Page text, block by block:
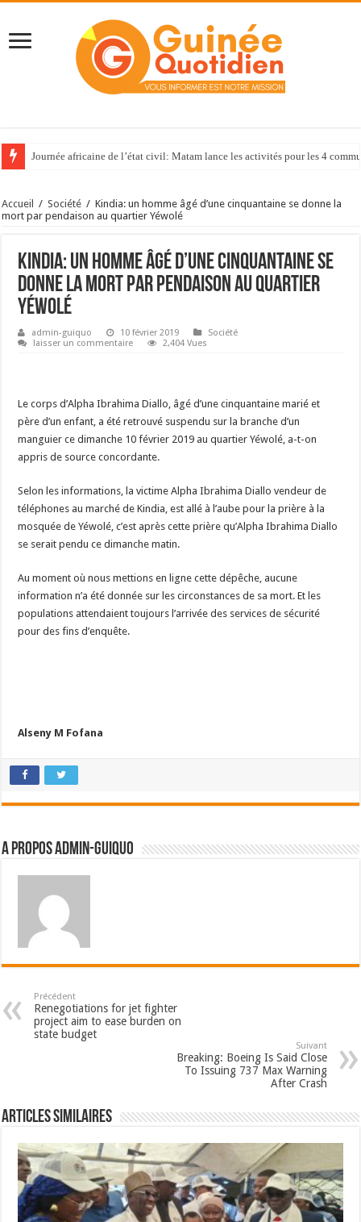
Journée africaine de l’état civil: Matam lance les activités pour les 4
Accueil / Société / Kindia: un homme âgé d’une cinquantaine se donne la
mort par pendaison au quartier Yéwolé
Kindia: un homme âgé d’une cinquantaine se
donne la mort par pendaison au quartier
Yéwolé
admin-guiquo 10 février 2019
Société
laisser un commentaire
2,404 Vues
Le corps d’Alpha Ibrahima Diallo, âgé d’une cinquantaine marié et
père d’un enfant, a été retrouvé suspendu sur la branche d’un
manguier ce dimanche 10 février 2019 au quartier Yéwolé, a-t-on
appris de source concordante.
Selon les informations, la victime Alpha Ibrahima Diallo vendeur de
téléphones au marché de Kindia, est allé à l’aube pour la prière à la
mosquée de Yéwolé, c’est après cette prière qu’Alpha Ibrahima Diallo
se serait pendu ce dimanche matin.
Au moment où nous mettions en ligne cette dépêche, aucune
information n’a été donnée sur les circonstances de sa mort. Et les
populations attendaient toujours l’arrivée des services de sécurité
pour des fins d’enquête.
Alseny M Fofana
A propos admin-guiquo
Précédent
Renegotiations for jet fighter
project aim to ease burden on
state budget
Suivant
Breaking: Boeing Is Said Close
To Issuing 737 Max Warning
After Crash
Articles Similaires